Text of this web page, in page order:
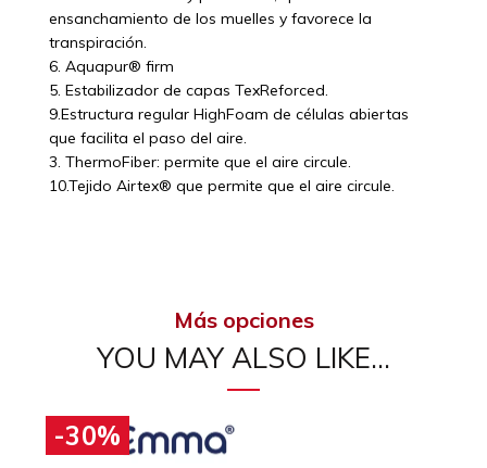
ensanchamiento de los muelles y favorece la
transpiración.
6. Aquapur® firm
5. Estabilizador de capas TexReforced.
9.Estructura regular HighFoam de células abiertas
que facilita el paso del aire.
3. ThermoFiber: permite que el aire circule.
10.Tejido Airtex® que permite que el aire circule.
Más opciones
YOU MAY ALSO LIKE…
-30%